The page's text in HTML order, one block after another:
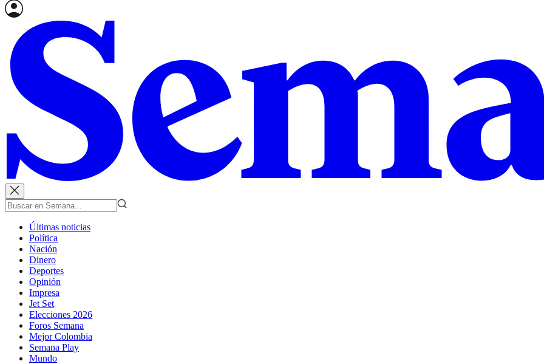
Últimas noticias
Política
Nación
Dinero
Deportes
Opinión
Impresa
Jet Set
Elecciones 2026
Foros Semana
Mejor Colombia
Semana Play
Mundo